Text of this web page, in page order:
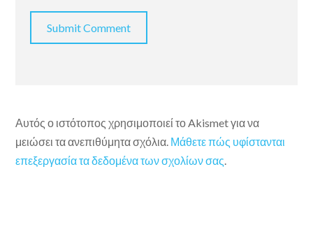
Αυτός ο ιστότοπος χρησιμοποιεί το Akismet για να
μειώσει τα ανεπιθύμητα σχόλια. Μάθετε πώς υφίστανται
επεξεργασία τα δεδομένα των σχολίων σας.